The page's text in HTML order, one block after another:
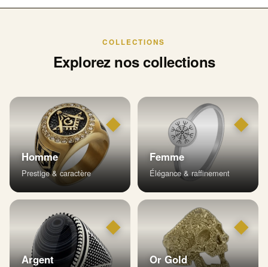
COLLECTIONS
Explorez nos collections
◆
Homme
Prestige & caractère
◆
Femme
Élégance & raffinement
◆
Argent
◆
Or Gold